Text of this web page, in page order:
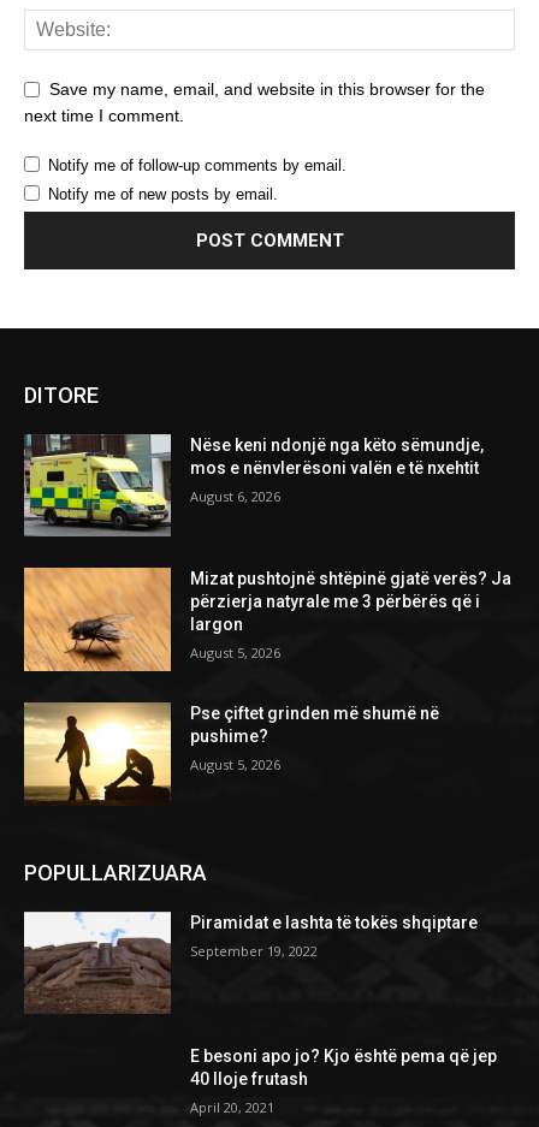
Save my name, email, and website in this browser for the
next time I comment.
Notify me of follow-up comments by email.
Notify me of new posts by email.
DITORE
Nëse keni ndonjë nga këto sëmundje,
mos e nënvlerësoni valën e të nxehtit
August 6, 2026
Mizat pushtojnë shtëpinë gjatë verës? Ja
përzierja natyrale me 3 përbërës që i
largon
August 5, 2026
Pse çiftet grinden më shumë në
pushime?
August 5, 2026
POPULLARIZUARA
Piramidat e lashta të tokës shqiptare
September 19, 2022
E besoni apo jo? Kjo është pema që jep
40 lloje frutash
April 20, 2021